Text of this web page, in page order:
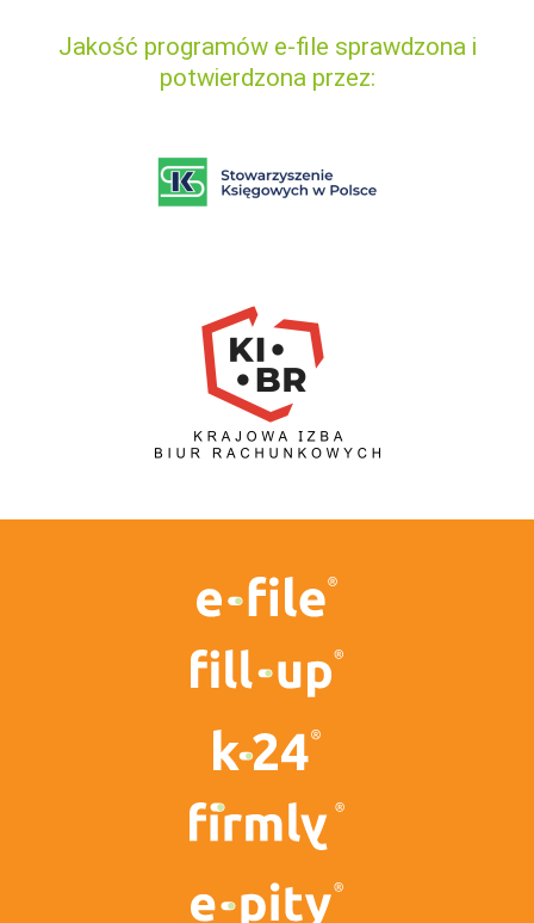
Jakość programów e-file sprawdzona i
potwierdzona przez: